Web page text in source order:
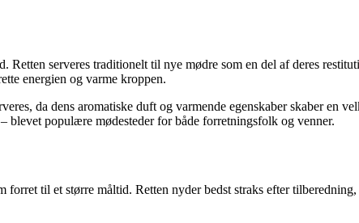
serveres traditionelt til nye mødre som en del af deres
energien og varme kroppen.
da dens aromatiske duft og varmende egenskaber skaber en
blevet populære mødesteder for både forretningsfolk og venner.
forret til et større måltid. Retten nyder bedst straks efter